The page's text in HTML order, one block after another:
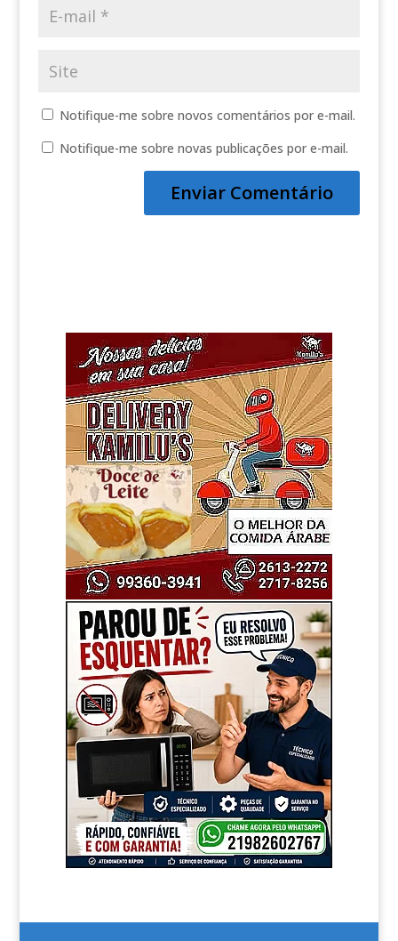
Notifique-me sobre novos comentários por e-mail.
Notifique-me sobre novas publicações por e-mail.